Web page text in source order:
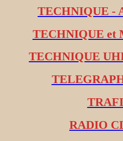
TECHNIQUE -
TECHNIQUE et
TECHNIQUE
RADIO